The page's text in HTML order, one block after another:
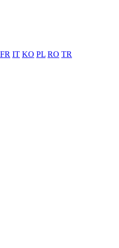
FR IT KO PL RO TR